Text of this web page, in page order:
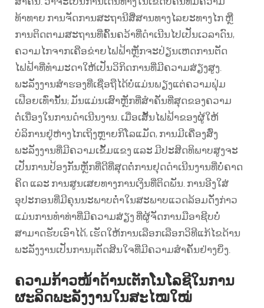
ທ້າທາຍ ການຈັດການສະຖານີສື່ສານທາງໄລຍະທາງໄກ ຫຼື
ການຕິດຕາມສະຖານທີ່ຄົ້ນຄວ້າທີ່ດຳເນີນໄປເປັນເວລາດົນ,
ຄວາມໄກຈາກເຄືອຂ່າຍໄຟຟ້າຫຼັກຈະປ່ຽນເຫດການຕັດ
ໄຟຟ້າທີ່ທຳມະດາໃຫ້ເປັນວິກິດການທີ່ມີຄວາມສ່ຽງສູງ.
ພະລັງງານສຳຮອງທີ່ເຊື່ອຖືໄດ້ບໍ່ແມ່ນພຽງແຕ່ຄວາມຟຸ່ມ
ເຟືອຍເທົ່ານັ້ນ; ມັນແມ່ນເສົາຫຼັກທີ່ສຳຄັນທີ່ສຸດຂອງຄວາມ
ຕໍ່ເນື່ອງໃນການດຳເນີນງານ. ເມື່ອເສັ້ນໄຟຟ້າຂອງຜູ້ໃຫ້
ບໍລິການຢູ່ຫ່າງໄກເຖິງຫຼາຍກິໂລແມັດ, ການມີເຄື່ອງສົ່ງ
ພະລັງງານທີ່ມີຄວາມເຂັ້ມແຂງ ແລະ ມີປະສິດທິພາບສູງຈະ
ເປັນການປ້ອງກັນຫຼັກທີ່ດີທີ່ສຸດຕໍ່ການຢຸດດຳເນີນງານທີ່ບໍ່ຄາດ
ຄິດ ແລະ ການສູນເສຍທາງການເງິນທີ່ຕິດພັນ. ການອີງໃສ່
ອຸປະກອນທີ່ມີຄຸນນະພາບຕ່ຳໃນສະພາບແວດລ້ອມດັ່ງກ່າວ
ແມ່ນການທຳທ່າທີ່ມີຄວາມສ່ຽງ ທີ່ຜູ້ຈັດການມືອາຊີບບໍ່
ສາມາດຮັບເອົາໄດ້, ເຮັດໃຫ້ການເລືອກເລືອກວິທີແກ້ໄຂດ້ານ
ພະລັງງານເປັນການμຕັດສິນໃຈທີ່ມີຄວາມສຳຄັນຢ່າງຍິ່ງ.
ຄວາມກ້າວໜ້າດ້ານເຕັກໂນໂລຊີໃນການ
ຜະລິດພະລັງງານໃນສະໄໝໃໝ່